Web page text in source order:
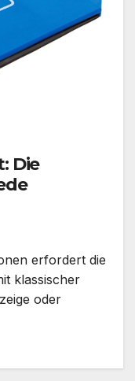
Die
erfordert die
klassischer
oder